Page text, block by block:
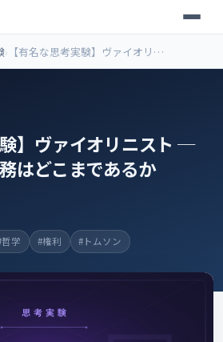
【有名な思考実験】ヴァイオリニ
スト ─ 他人を生かす義務はどこま
験】ヴァイオリニスト ─
はどこまであるか
学 #権利 #トムソン